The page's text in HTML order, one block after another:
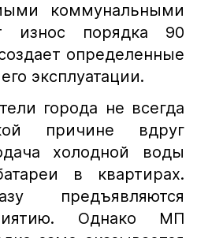
коммунальными
износ порядка 90
определенные
эксплуатации.
города не всегда
причине вдруг
холодной воды
в квартирах.
предъявляются
Однако МП